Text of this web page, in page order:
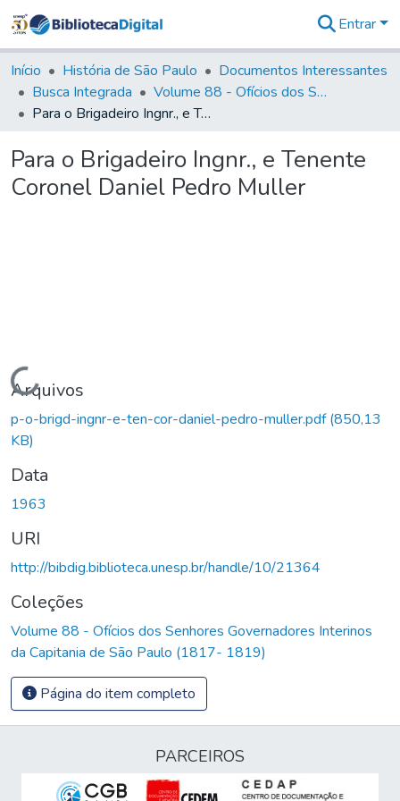
&
Coleções
Tudo na
Biblioteca
Estatísticas
Entrar
Início História de São Paulo
Documentos Interessantes
Busca Integrada
Volume 88 - Ofícios dos Senhores Governadores Interinos da Capitania de São Paulo (1817- 1819)
Para o Brigadeiro Ingnr., e Tenente Coronel Daniel Pedro Muller
Para o Brigadeiro Ingnr., e Tenente
Coronel Daniel Pedro Muller
Carregando...
Arquivos
p-o-brigd-ingnr-e-ten-cor-daniel-pedro-muller.pdf(850,13
KB)
Data
1963
URI
http://bibdig.biblioteca.unesp.br/handle/10/21364
Coleções
Volume 88 - Ofícios dos Senhores Governadores Interinos
da Capitania de São Paulo (1817- 1819)
Página do item completo
PARCEIROS